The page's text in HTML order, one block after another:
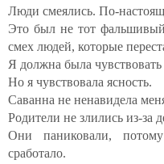
Люди смеялись. По-
Это был не тот
смех людей, которые
Я должна была
Но я чувствовала ясность.
Саванна не ненавидела
Родители не злились из-за
Они паниковали,
сработало.